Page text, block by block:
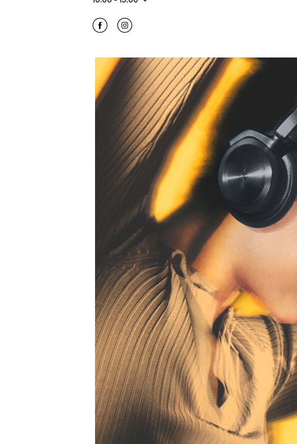
Click to open Facebook
Link Opens in New Tab
Click to open Instagram
Link Opens in New Tab
Изображение события